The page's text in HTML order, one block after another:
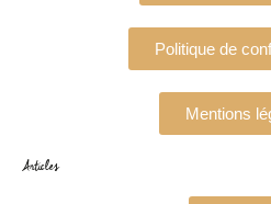
Politique de
Mentions
Articles